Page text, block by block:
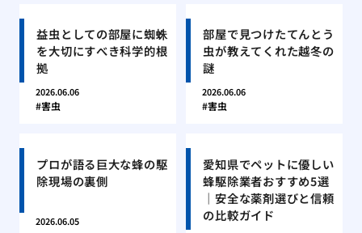
益虫としての部屋に蜘蛛
を大切にすべき科学的根
拠
2026.06.06
害虫
部屋で見つけたてんとう
虫が教えてくれた越冬の
謎
2026.06.06
害虫
プロが語る巨大な蜂の駆
除現場の裏側
2026.06.05
愛知県でペットに優しい
蜂駆除業者おすすめ5選
｜安全な薬剤選びと信頼
の比較ガイド